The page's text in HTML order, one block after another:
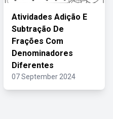
Atividades Adição E
Subtração De
Frações Com
Denominadores
Diferentes
07 September 2024